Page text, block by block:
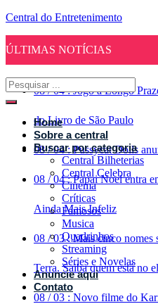
Central do Entretenimento
ÚLTIMAS NOTÍCIAS
08 / 04 : Jogo a Longo
do Livro de São Paulo
08 / 04 : Pussycat Dolls
08 / 04 : Papai Noel entra
Ainda Mais Infeliz
08 / 03 : Mais cinco nomes
Terra. Saiba quem está no
08 / 03 : Novo filme do
Home
Sobre a central
Buscar por categoria
Central Bilheterias
Central Celebra
Cinema
Críticas
Famosos
Musica
Quadrinhos
Streaming
Séries e Novelas
Anuncie aqui
Contato